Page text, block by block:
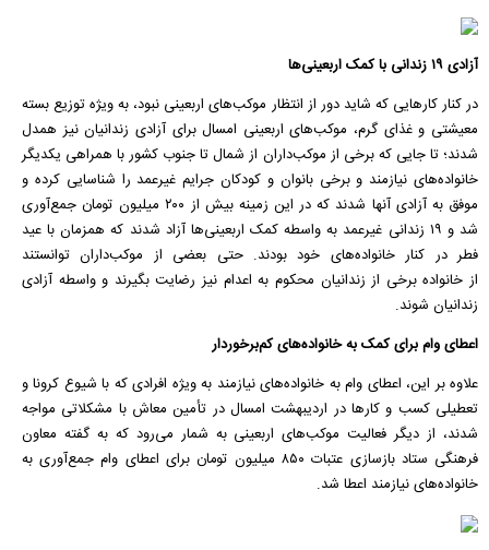
آزادی ۱۹ زندانی با کمک اربعینی‌ها
در کنار کارهایی که شاید دور از انتظار موکب‌های اربعینی نبود، به ویژه توزیع بسته
معیشتی و غذای گرم، موکب‌های اربعینی امسال برای آزادی زندانیان نیز همدل
شدند؛ تا جایی که برخی از موکب‌داران از شمال تا جنوب کشور با همراهی یکدیگر
خانواده‌های نیازمند و برخی بانوان و کودکان جرایم غیرعمد را شناسایی کرده و
موفق به آزادی آنها شدند که در این زمینه بیش از ۲۰۰ میلیون تومان جمع‌آوری
شد و ۱۹ زندانی غیرعمد به واسطه کمک اربعینی‌ها آزاد شدند که همزمان با عید
فطر در کنار خانواده‌های خود بودند. حتی بعضی از موکب‌داران توانستند
از خانواده برخی از زندانیان محکوم به اعدام نیز رضایت بگیرند و واسطه آزادی
زندانیان شوند.
اعطای وام برای کمک به خانواده‌های کم‌برخوردار
علاوه بر این، اعطای وام به خانواده‌های نیازمند به ویژه افرادی که با شیوع کروناو
تعطیلی کسب و کارها در اردیبهشت امسال در تأمین معاش با مشکلاتی مواجه
شدند، از دیگر فعالیت موکب‌های اربعینی به شمار می‌رود که به گفته معاون
فرهنگی ستاد بازسازی عتبات ۸۵۰ میلیون تومان برای اعطای وام جمع‌آوری به
خانواده‌های نیازمند اعطا شد.